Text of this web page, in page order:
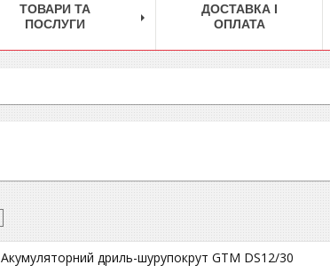
ТОВАРИ ТА
ПОСЛУГИ
ДОСТАВКА І
ОПЛАТА
Акумуляторний дриль-шурупокрут GTM DS12/30